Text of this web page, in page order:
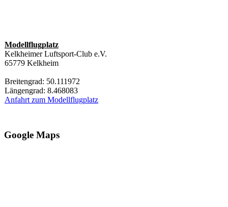
Modellflugplatz
Kelkheimer Luftsport-Club e.V.
65779 Kelkheim
Breitengrad: 50.111972
Längengrad: 8.468083
Anfahrt zum Modellflugplatz
Google Maps